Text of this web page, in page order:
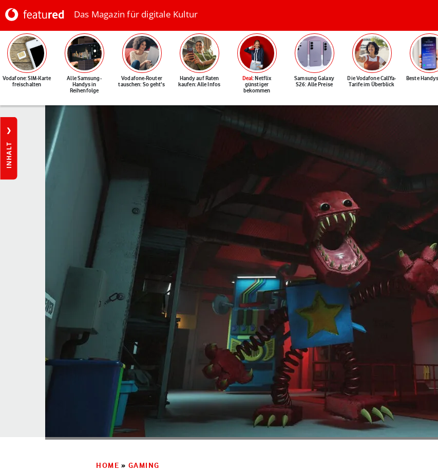
Das Magazin für digitale Kultur
Vodafone: SIM-Karte
freischalten
Alle Samsung-
Handys in
Reihenfolge
Vodafone-Router
tauschen: So geht's
Handy auf Raten
kaufen: Alle Infos
Deal: Netflix
günstiger
bekommen
Samsung Galaxy
S26: Alle Preise
Die Vodafone CallYa-
Tarife im Überblick
Beste
INHALT
HOME » GAMING